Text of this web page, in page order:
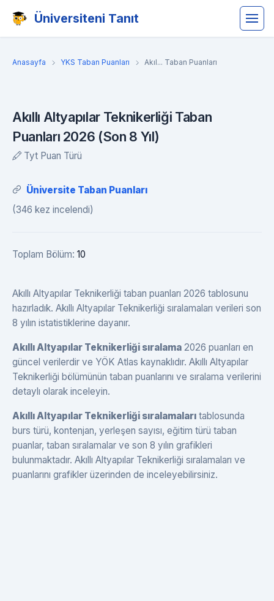
Üniversiteni Tanıt
Anasayfa YKS Taban Puanları Akıl... Taban Puanları
Akıllı Altyapılar Teknikerliği Taban
Puanları 2026 (Son 8 Yıl)
Tyt Puan Türü
Üniversite Taban Puanları
(346 kez incelendi)
Toplam Bölüm: 10
Akıllı Altyapılar Teknikerliği taban puanları 2026 tablosunu
hazırladık. Akıllı Altyapılar Teknikerliği sıralamaları verileri son
8 yılın istatistiklerine dayanır.
Akıllı Altyapılar Teknikerliği sıralama 2026 puanları en
güncel verilerdir ve YÖK Atlas kaynaklıdır. Akıllı Altyapılar
Teknikerliği bölümünün taban puanlarını ve sıralama verilerini
detaylı olarak inceleyin.
Akıllı Altyapılar Teknikerliği sıralamaları tablosunda
burs türü, kontenjan, yerleşen sayısı, eğitim türü taban
puanlar, taban sıralamalar ve son 8 yılın grafikleri
bulunmaktadır. Akıllı Altyapılar Teknikerliği sıralamaları ve
puanlarını grafikler üzerinden de inceleyebilirsiniz.